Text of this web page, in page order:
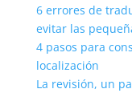
6 errores de
evitar las
4 pasos para
localización
La revisión, un